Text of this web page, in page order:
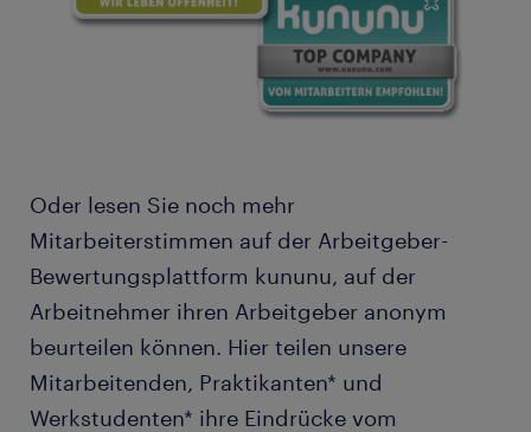
Oder lesen Sie noch mehr
Mitarbeiterstimmen auf der Arbeitgeber-
Bewertungsplattform kununu, auf der
Arbeitnehmer ihren Arbeitgeber anonym
beurteilen können. Hier teilen unsere
Mitarbeitenden, Praktikanten* und
Werkstudenten* ihre Eindrücke vom